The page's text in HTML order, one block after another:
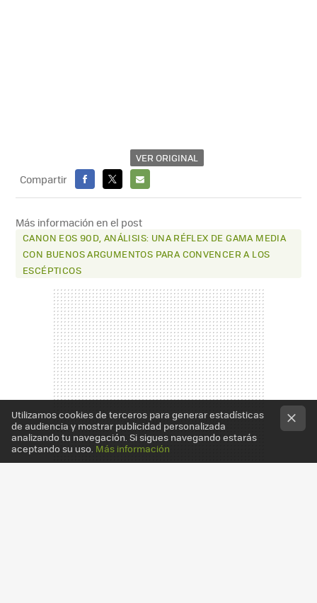
VER ORIGINAL
Compartir
FACEBOOK
X
E-
MAIL
Más información en el post
CANON EOS 90D, ANÁLISIS: UNA RÉFLEX DE GAMA MEDIA
CON BUENOS ARGUMENTOS PARA CONVENCER A LOS
ESCÉPTICOS
Utilizamos cookies de terceros para generar estadísticas
de audiencia y mostrar publicidad personalizada
analizando tu navegación. Si sigues navegando estarás
aceptando su uso. Más información